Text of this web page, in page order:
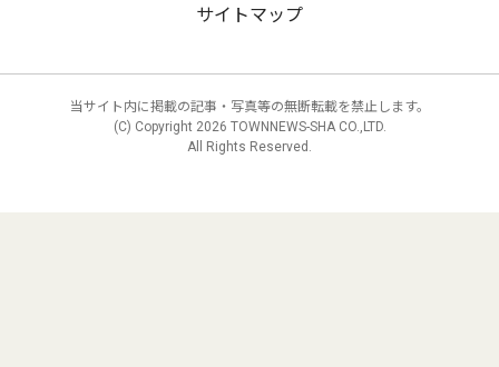
サイトマップ
当サイト内に掲載の記事・写真等の無断転載を禁止します。
(C) Copyright 2026 TOWNNEWS-SHA CO.,LTD.
All Rights Reserved.